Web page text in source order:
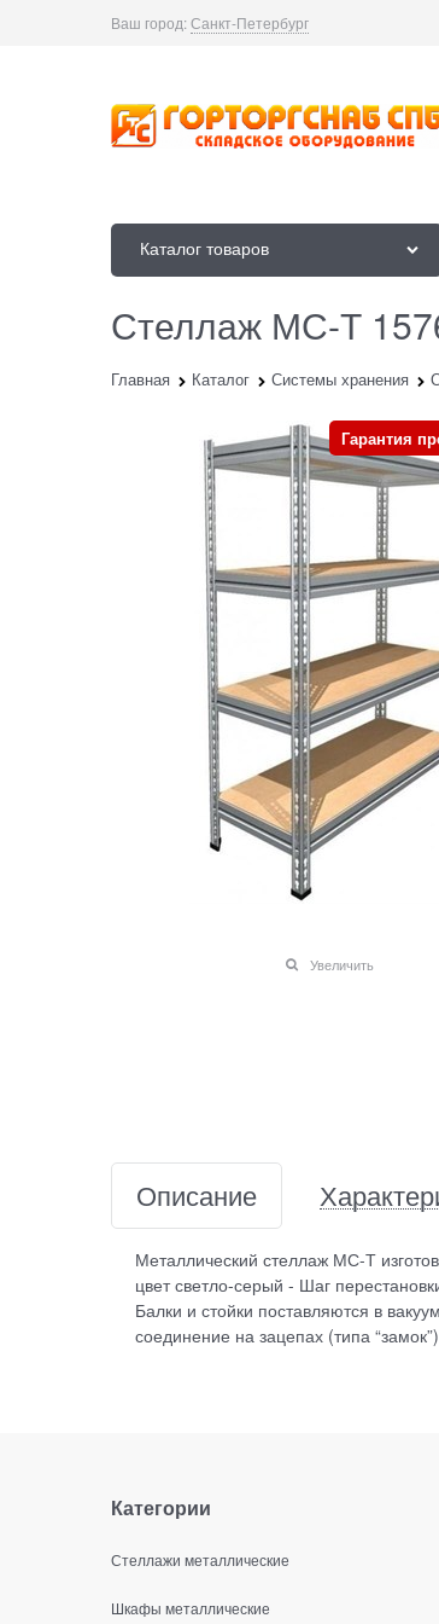
Ваш город:Санкт-Петербург
Каталог товаров
Стеллаж МС-Т
Главная Каталог Системы хранения
Гарантия
Увеличить
Описание
Металлический стеллаж МС-Т
цвет светло-серый - Шаг
Балки и стойки поставляются в
соединение на зацепах (типа
Категории
Стеллажи металлические
Шкафы металлические